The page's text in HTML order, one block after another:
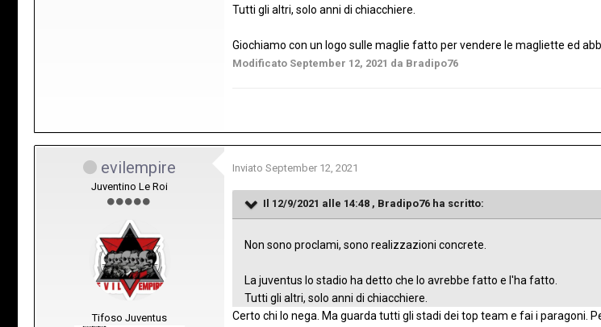
Tutti gli altri, solo anni di chiacchiere.
Giochiamo con un logo sulle maglie fatto per vendere le magliette ed
Modificato September 12, 2021 da Bradipo76
evilempire
Juventino Le Roi
Tifoso Juventus
Inviato September 12, 2021
Il 12/9/2021 alle 14:48 , Bradipo76 ha scritto:
Non sono proclami, sono realizzazioni concrete.
La juventus lo stadio ha detto che lo avrebbe fatto e l'ha fatto.
Tutti gli altri, solo anni di chiacchiere.
Certo chi lo nega. Ma guarda tutti gli stadi dei top team e fai i paragoni.